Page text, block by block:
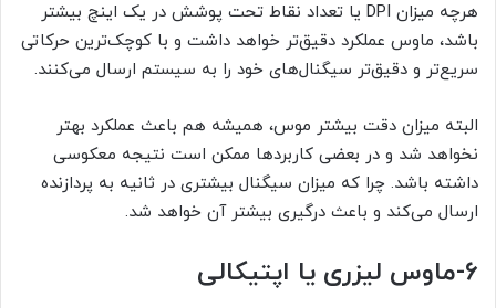
هرچه میزان DPI یا تعداد نقاط تحت پوشش در یک اینچ بیشتر
باشد، ماوس عملکرد دقیق‌تر خواهد داشت و با کوچک‌ترین حرکاتی
سریع‌تر و دقیق‌تر سیگنال‌های خود را به سیستم ارسال می‌کنند.
البته میزان دقت بیشتر موس، همیشه هم باعث عملکرد بهتر
نخواهد شد و در بعضی کاربردها ممکن است نتیجه معکوسی
داشته باشد. چرا که میزان سیگنال بیشتری در ثانیه به پردازنده
ارسال می‌کند و باعث درگیری بیشتر آن خواهد شد.
6- ماوس لیزری یا اپتیکالی